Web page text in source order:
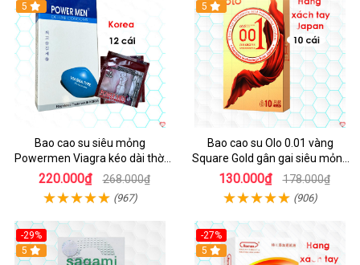
5
Bao cao su siêu mỏng
Powermen Viagra kéo dài thời
gian chống xuất tinh sớm
220.000₫ 268.000₫
(967)
5
Bao cao su Olo 0.01 vàng
Square Gold gân gai siêu mỏng
kéo dài thời gian an toàn
130.000₫ 178.000₫
(906)
-29%
5
-27%
5